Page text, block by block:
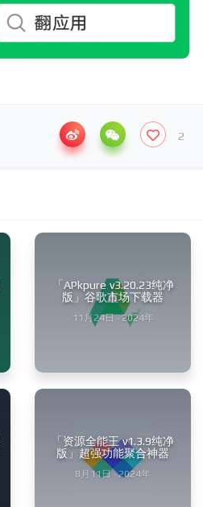
2
「APkpure v3.20.23纯净
版」谷歌市场下载器
11月24日 · 2024年
「资源全能王 v1.3.9纯净
版」超强功能聚合神器
8月11日 · 2024年